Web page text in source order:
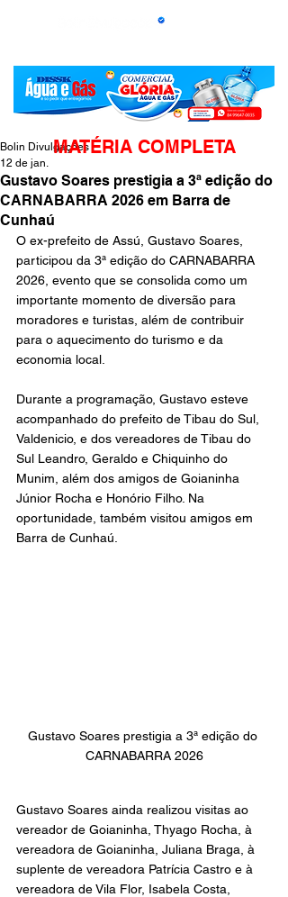
Gustavo Soares prestigia a 3ª edição do
CARNABARRA 2026 em Barra de
Cunhaú
Bolin Divulgações
12 de jan.
O ex-prefeito de Assú, Gustavo Soares,
participou da 3ª edição do CARNABARRA
2026, evento que se consolida como um
importante momento de diversão para
moradores e turistas, além de contribuir
para o aquecimento do turismo e da
economia local.
Durante a programação, Gustavo esteve
acompanhado do prefeito de Tibau do Sul,
Valdenicio, e dos vereadores de Tibau do
Sul Leandro, Geraldo e Chiquinho do
Munim, além dos amigos de Goianinha
Júnior Rocha e Honório Filho. Na
oportunidade, também visitou amigos em
Barra de Cunhaú.
Gustavo Soares prestigia a 3ª edição do
CARNABARRA 2026
Gustavo Soares ainda realizou visitas ao
vereador de Goianinha, Thyago Rocha, à
vereadora de Goianinha, Juliana Braga, à
suplente de vereadora Patrícia Castro e à
vereadora de Vila Flor, Isabela Costa,
MATÉRIA COMPLETA